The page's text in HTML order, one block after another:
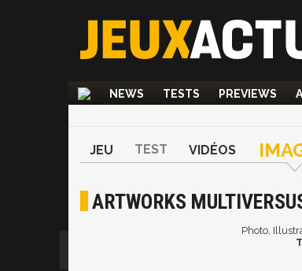
NEWS TESTS PREVIEWS
JEU TEST VIDÉOS
ARTWORKS
Photo,